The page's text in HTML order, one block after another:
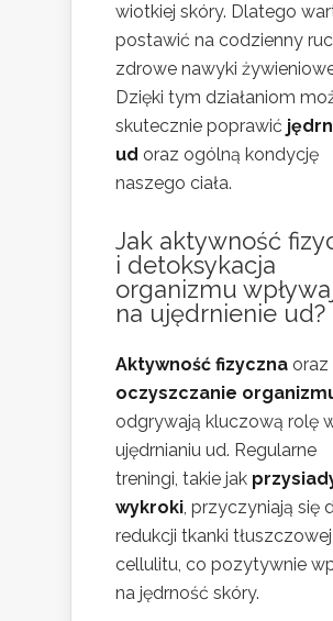
wiotkiej skóry. Dlatego
postawić na codzienny
zdrowe nawyki
Dzięki tym działaniom
skutecznie poprawić
ud oraz ogólną kondycję
naszego ciała.
Jak aktywność
i detoksykacja
organizmu
na ujędrnienie ud?
Aktywność fizyczna oraz
oczyszczanie
odgrywają kluczową rolę
ujędrnianiu ud. Regularne
treningi, takie jak
wykroki, przyczyniają się
redukcji tkanki tłuszczowej
cellulitu, co pozytywnie
na jędrność skóry.